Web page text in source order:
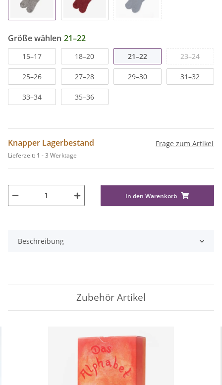
Größe wählen 21–22
15–17 18–20 21–22 23–24
25–26 27–28 29–30 31–32
33–34 35–36
Knapper Lagerbestand
Lieferzeit: 1 - 3 Werktage
Frage zum Artikel
In den Warenkorb
Beschreibung
Zubehör Artikel